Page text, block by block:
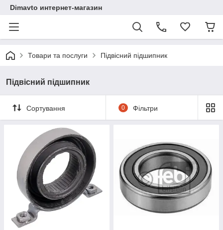
Dimavto интернет-магазин
Товари та послуги Підвісний підшипник
Підвісний підшипник
Сортування 0 Фільтри